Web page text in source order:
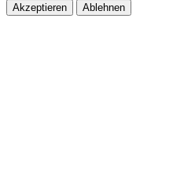
Akzeptieren Ablehnen